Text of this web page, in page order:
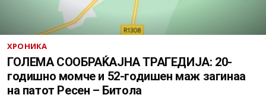
ХРОНИКА
ГОЛЕМА СООБРАЌАЈНА ТРАГЕДИЈА: 20-
годишно момче и 52-годишен маж загинаа
на патот Ресен – Битола